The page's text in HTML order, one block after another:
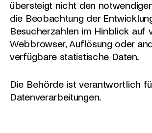
übersteigt nicht den
die Beobachtung der
Besucherzahlen im Hinblick auf
Webbrowser, Auflösung oder
verfügbare statistische Daten.
Die Behörde ist verantwortlich
Datenverarbeitungen.